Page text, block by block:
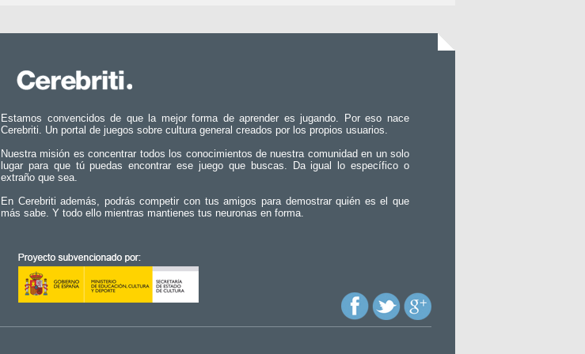
Estamos convencidos de que la mejor forma de aprender es jugando. Por eso nace
Cerebriti. Un portal de juegos sobre cultura general creados por los propios usuarios.
Nuestra misión es concentrar todos los conocimientos de nuestra comunidad en un solo
lugar para que tú puedas encontrar ese juego que buscas. Da igual lo específico o
extraño que sea.
En Cerebriti además, podrás competir con tus amigos para demostrar quién es el que
más sabe. Y todo ello mientras mantienes tus neuronas en forma.